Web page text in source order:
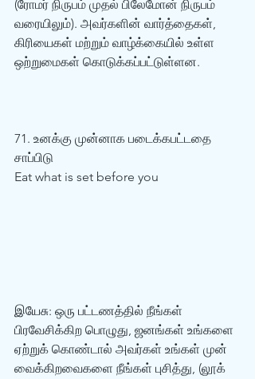
(ரோமர் நிருபம் முதல் பிலேமோன் நிருபம்
வரையிலும்). அவர்களின் வார்த்தைகள்,
கிரியைகள் மற்றும் வாழ்க்கையில் உள்ள
ஒற்றுமைகள் கொடுக்கப்பட்டுள்ளன.
71. உனக்கு முன்னாக படைக்கபட்டதை
சாப்பிடு
Eat what is set before you
இயேசு: ஒரு பட்டணத்தில் நீங்கள்
பிரவேசிக்கிற பொழுது, ஜனங்கள் உங்களை
ஏற்றுக் கொண்டால் அவர்கள் உங்கள் முன்
வைக்கிறவைகளை நீங்கள் புசித்து, (லூக்